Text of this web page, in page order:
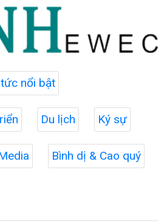
nổi bật
Du lịch Ký sự
Bình dị & Cao quý